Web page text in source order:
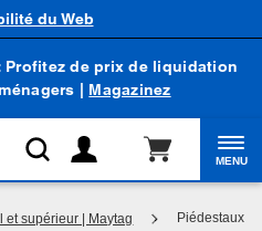
Profitez de prix de liquidation
| Magazinez
du Web
MENU
et supérieur | Maytag Piédestaux